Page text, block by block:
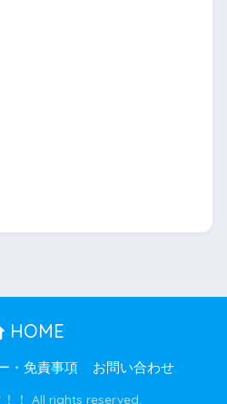
HOME
・免責事項 お問い合わせ
！ All rights reserved.